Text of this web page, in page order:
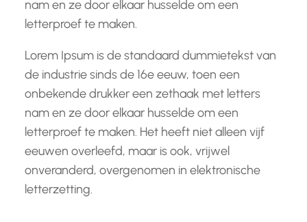
nam en ze door elkaar husselde om een
letterproef te maken.
Lorem Ipsum is de standaard dummietekst van
de industrie sinds de 16e eeuw, toen een
onbekende drukker een zethaak met letters
nam en ze door elkaar husselde om een
letterproef te maken. Het heeft niet alleen vijf
eeuwen overleefd, maar is ook, vrijwel
onveranderd, overgenomen in elektronische
letterzetting.